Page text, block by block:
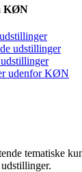
KØN
udstillinger
udenfor KØN
tematiske